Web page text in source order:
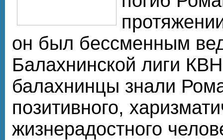
он был бессменным
Балахнинской лиги
балахнинцы знали
позитивного,
жизнерадостного